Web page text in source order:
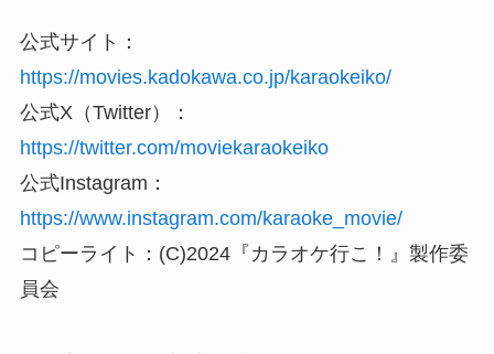
公式サイト：
https://movies.kadokawa.co.jp/karaokeiko/
公式X（Twitter）：
https://twitter.com/moviekaraokeiko
公式Instagram：
https://www.instagram.com/karaoke_movie/
コピーライト：(C)2024『カラオケ行こ！』製作委
員会